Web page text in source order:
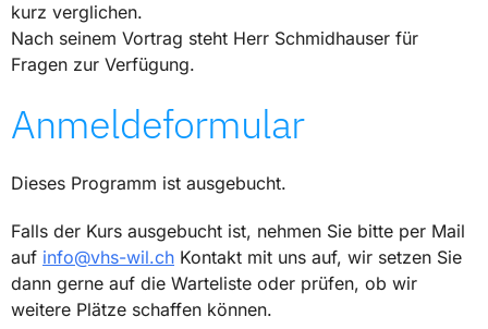
kurz verglichen.
Nach seinem Vortrag steht Herr Schmidhauser für
Fragen zur Verfügung.
Anmeldeformular
Dieses Programm ist ausgebucht.
Falls der Kurs ausgebucht ist, nehmen Sie bitte per Mail
auf info@vhs-wil.ch Kontakt mit uns auf, wir setzen Sie
dann gerne auf die Warteliste oder prüfen, ob wir
weitere Plätze schaffen können.